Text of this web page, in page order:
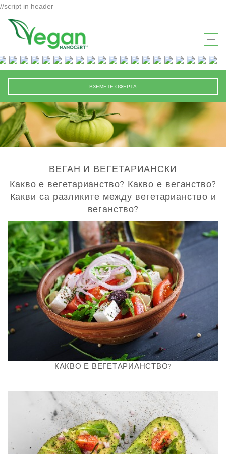
//script in header
T
O
G
G
L
A
T
O
N
ВЗЕМЕТЕ ОФЕРТА
ВЕГАН И ВЕГЕТАРИАНСКИ
Какво е вегетарианство? Какво е веганство?
Какви са разликите между вегетарианство и
веганство?
КАКВО Е ВЕГЕТАРИАНСТВО?